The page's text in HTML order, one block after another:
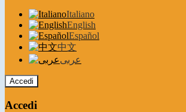
Italiano
English
Español
中文
عربى
Accedi
Accedi